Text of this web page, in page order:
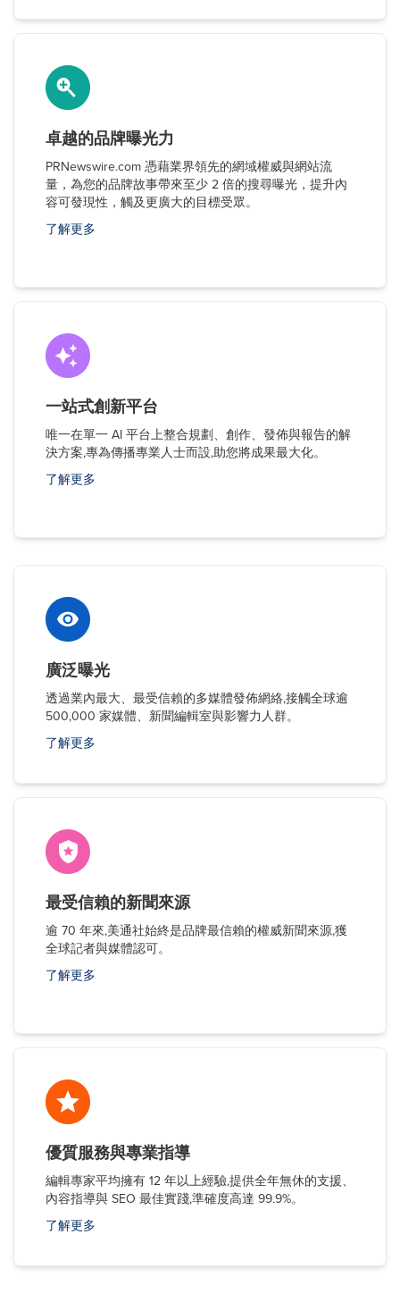
卓越的品牌曝光力
PRNewswire.com 憑藉業界領先的網域權威與網站流
量，為您的品牌故事帶來至少 2 倍的搜尋曝光，提升內
容可發現性，觸及更廣大的目標受眾。
了解更多
一站式創新平台
唯一在單一 AI 平台上整合規劃、創作、發佈與報告的解
決方案,專為傳播專業人士而設,助您將成果最大化。
了解更多
廣泛曝光
透過業內最大、最受信賴的多媒體發佈網絡,接觸全球逾
500,000 家媒體、新聞編輯室與影響力人群。
了解更多
最受信賴的新聞來源
逾 70 年來,美通社始終是品牌最信賴的權威新聞來源,獲
全球記者與媒體認可。
了解更多
優質服務與專業指導
編輯專家平均擁有 12 年以上經驗,提供全年無休的支援、
內容指導與 SEO 最佳實踐,準確度高達 99.9%。
了解更多